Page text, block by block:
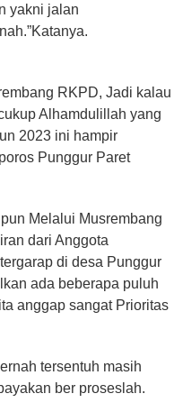
yakni jalan
RKPD, Jadi kalau
Alhamdulillah yang
2023 ini hampir
Punggur Paret
Melalui Musrembang
dari Anggota
di desa Punggur
ada beberapa puluh
anggap sangat Prioritas
tersentuh masih
ber proseslah.